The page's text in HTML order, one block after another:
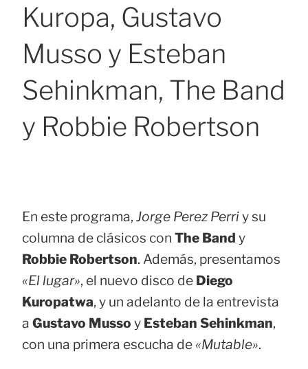
Kuropa, Gustavo
Musso y Esteban
Sehinkman, The Band
y Robbie Robertson
En este programa, Jorge Perez Perriy su
columna de clásicos con The Band y
Robbie Robertson. Además, presentamos
«El lugar», el nuevo disco de Diego
Kuropatwa, y un adelanto de la entrevista
a Gustavo Musso y Esteban Sehinkman,
con una primera escucha de «Mutable».